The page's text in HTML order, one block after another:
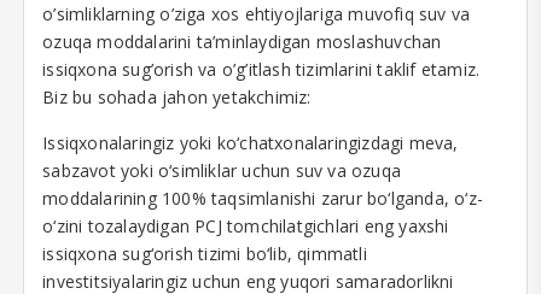
o’simliklarning o’ziga xos ehtiyojlariga muvofiq suv va
ozuqa moddalarini ta’minlaydigan moslashuvchan
issiqxona sug’orish va o’g’itlash tizimlarini taklif etamiz.
Biz bu sohada jahon yetakchimiz:
Issiqxonalaringiz yoki ko‘chatxonalaringizdagi meva,
sabzavot yoki o‘simliklar uchun suv va ozuqa
moddalarining 100% taqsimlanishi zarur bo‘lganda, o‘z-
o‘zini tozalaydigan PCJ tomchilatgichlari eng yaxshi
issiqxona sug‘orish tizimi bo‘lib, qimmatli
investitsiyalaringiz uchun eng yuqori samaradorlikni